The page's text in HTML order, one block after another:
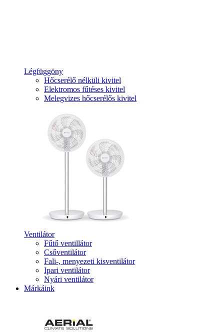
Légfüggöny
Hőcserélő nélküli kivitel
Elektromos fűtéses kivitel
Melegvizes hőcserélős kivitel
Ventilátor
Fűtő ventillátor
Csőventilátor
Fali-, menyezeti kisventilátor
Ipari ventilátor
Nyári ventilátor
Márkáink